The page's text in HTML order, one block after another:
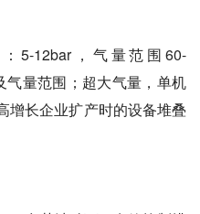
5-12bar，气量范围60-
气量范围；超大气量，单机
增长企业扩产时的设备堆叠